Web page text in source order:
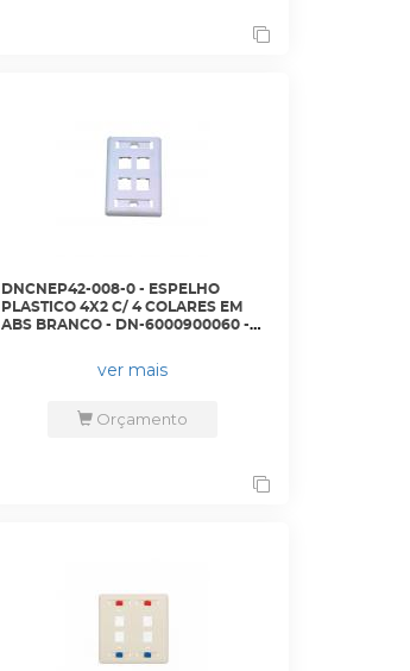
DNCNEP42-008-0 - ESPELHO
PLASTICO 4X2 C/ 4 COLARES EM
ABS BRANCO - DN-6000900060 -
ver mais
Orçamento